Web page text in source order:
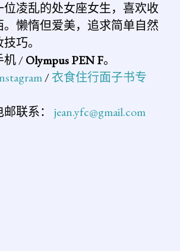
凌乱的处女座女生，喜欢收
懒惰但爱美，追求简单自然
巧。
机 /Olympus PEN F。
/衣食住行面子书专
联系： jean.yfc@gmail.com